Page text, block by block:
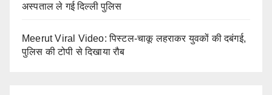
अस्पताल ले गई दिल्ली पुलिस
Meerut Viral Video: पिस्टल-चाकू लहराकर युवकों की दबंगई,
पुलिस की टोपी से दिखाया रौब